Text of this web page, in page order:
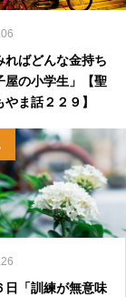
発売。
ればどんな金持ち
屋の小学生」【聖
ま話２２９】
日「訓練が無意味